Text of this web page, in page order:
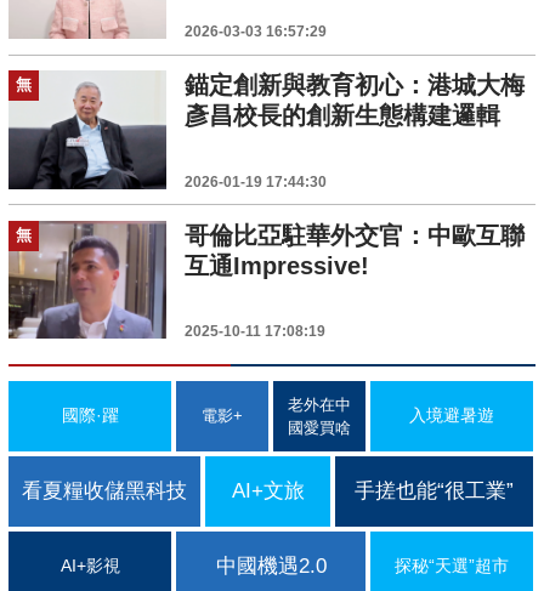
2026-03-03 16:57:29
無
錨定創新與教育初心：港城大梅
彥昌校長的創新生態構建邏輯
2026-01-19 17:44:30
無
哥倫比亞駐華外交官：中歐互聯
互通Impressive!
2025-10-11 17:08:19
國際·躍 電影+
老外在中
國愛買啥
入境避暑遊
看夏糧收儲黑科技 AI+文旅 手搓也能“很工業”
AI+影視 中國機遇2.0 探秘“天選”超市